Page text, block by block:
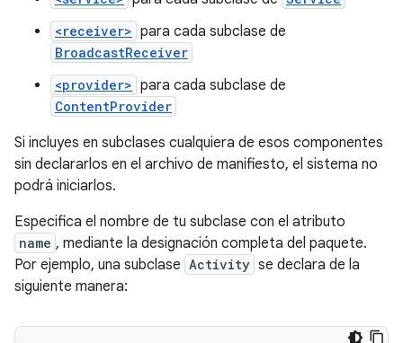
<receiver> para cada subclase de
BroadcastReceiver
<provider> para cada subclase de
ContentProvider
Si incluyes en subclases cualquiera de esos componentes
sin declararlos en el archivo de manifiesto, el sistema no
podrá iniciarlos.
Especifica el nombre de tu subclase con el atributo
name , mediante la designación completa del paquete.
Por ejemplo, una subclase Activity se declara de la
siguiente manera: